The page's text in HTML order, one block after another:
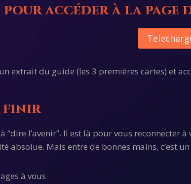
accéder à la page
extrait du guide (les 3 premières cartes) et
finir
“dire l’avenir”. Il est là pour vous
absolue. Mais entre de bonnes mains, c’est
à vous